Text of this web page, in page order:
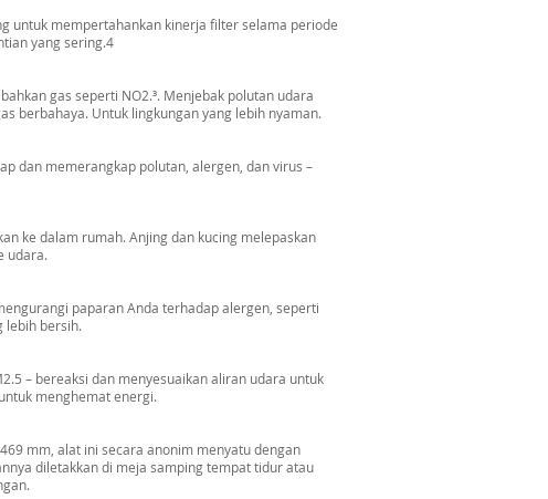
untuk mempertahankan kinerja filter selama periode
yang sering.4
gas seperti NO2.³. Menjebak polutan udara
berbahaya. Untuk lingkungan yang lebih nyaman.
dan memerangkap polutan, alergen, dan virus –
ke dalam rumah. Anjing dan kucing melepaskan
udara.
paparan Anda terhadap alergen, seperti
lebih bersih.
– bereaksi dan menyesuaikan aliran udara untuk
menghemat energi.
mm, alat ini secara anonim menyatu dengan
diletakkan di meja samping tempat tidur atau